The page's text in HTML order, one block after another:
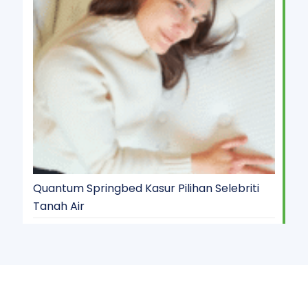
Quantum Springbed Kasur Pilihan Selebriti
Tanah Air